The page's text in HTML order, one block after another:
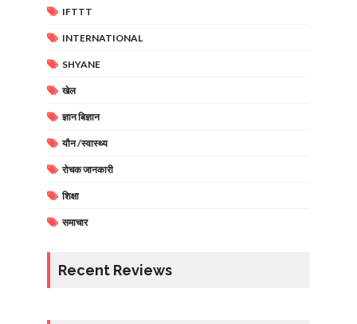
IFTTT
INTERNATIONAL
SHYANE
खेल
ज्ञान बिज्ञान
यौन /स्वास्थ्य
रोचक जानकारी
शिक्षा
समाचार
Recent Reviews